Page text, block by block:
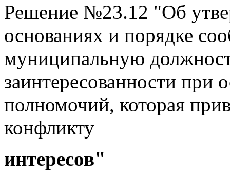
Решение №23.12 "Об
основаниях и порядке
муниципальную
заинтересованности при
полномочий, которая
конфликту
интересов"